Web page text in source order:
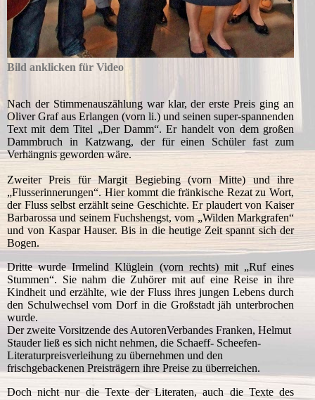
Bild anklicken für Video
Nach der Stimmenauszählung war klar, der erste Preis ging an
Oliver Graf aus Erlangen (vorn li.) und seinen super-spannenden
Text mit dem Titel „Der Damm“. Er handelt von dem großen
Dammbruch in Katzwang, der für einen Schüler fast zum
Verhängnis geworden wäre.
Zweiter Preis für Margit Begiebing (vorn Mitte) und ihre
„Flusserinnerungen“. Hier kommt die fränkische Rezat zu Wort,
der Fluss selbst erzählt seine Geschichte. Er plaudert von Kaiser
Barbarossa und seinem Fuchshengst, vom „Wilden Markgrafen“
und von Kaspar Hauser. Bis in die heutige Zeit spannt sich der
Bogen.
Dritte wurde Irmelind Klüglein (vorn rechts) mit „Ruf eines
Stummen“. Sie nahm die Zuhörer mit auf eine Reise in ihre
Kindheit und erzählte, wie der Fluss ihres jungen Lebens durch
den Schulwechsel vom Dorf in die Großstadt jäh unterbrochen
wurde.
Der zweite Vorsitzende des AutorenVerbandes Franken, Helmut
Stauder ließ es sich nicht nehmen, die Schaeff- Scheefen-
Literaturpreisverleihung zu übernehmen und den
frischgebackenen Preisträgern ihre Preise zu überreichen.
Doch nicht nur die Texte der Literaten, auch die Texte des